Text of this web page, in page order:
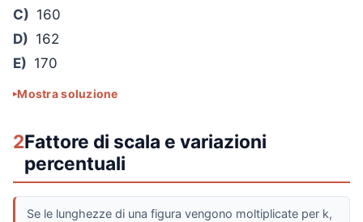
C) 160
D) 162
E) 170
Mostra soluzione
2Fattore di scala e variazioni
percentuali
Se le lunghezze di una figura vengono moltiplicate per k,